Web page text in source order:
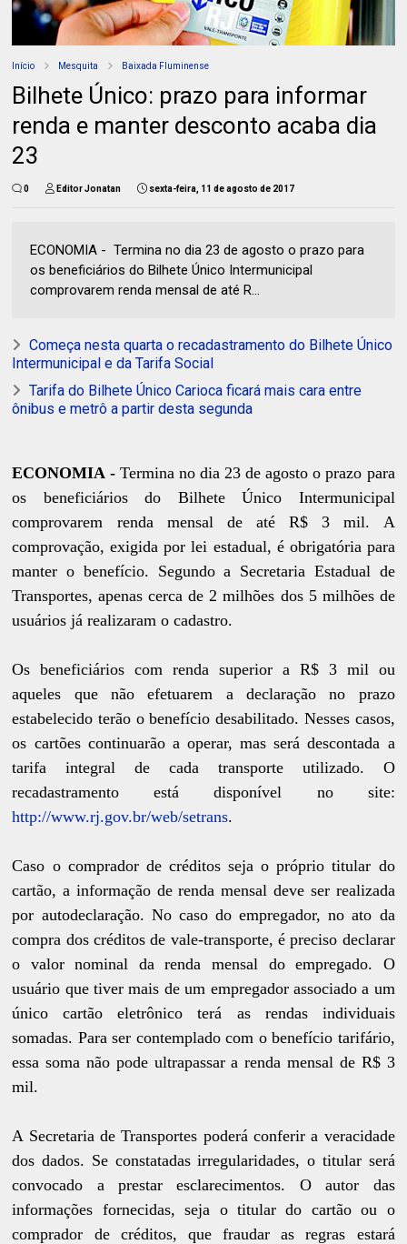
Início Mesquita Baixada Fluminense
Bilhete Único: prazo para informar
renda e manter desconto acaba dia
23
0 Editor Jonatan sexta-feira, 11 de agosto de 2017
ECONOMIA - Termina no dia 23 de agosto o prazo para
os beneficiários do Bilhete Único Intermunicipal
comprovarem renda mensal de até R...
Começa nesta quarta o recadastramento do Bilhete Único
Intermunicipal e da Tarifa Social
Tarifa do Bilhete Único Carioca ficará mais cara entre
ônibus e metrô a partir desta segunda
ECONOMIA - Termina no dia 23 de agosto o prazo para
os beneficiários do Bilhete Único Intermunicipal
comprovarem renda mensal de até R$ 3 mil. A
comprovação, exigida por lei estadual, é obrigatória para
manter o benefício. Segundo a Secretaria Estadual de
Transportes, apenas cerca de 2 milhões dos 5 milhões de
usuários já realizaram o cadastro.
Os beneficiários com renda superior a R$ 3 mil ou
aqueles que não efetuarem a declaração no prazo
estabelecido terão o benefício desabilitado. Nesses casos,
os cartões continuarão a operar, mas será descontada a
tarifa integral de cada transporte utilizado. O
recadastramento está disponível no site:
http://www.rj.gov.br/web/setrans.
Caso o comprador de créditos seja o próprio titular do
cartão, a informação de renda mensal deve ser realizada
por autodeclaração. No caso do empregador, no ato da
compra dos créditos de vale-transporte, é preciso declarar
o valor nominal da renda mensal do empregado. O
usuário que tiver mais de um empregador associado a um
único cartão eletrônico terá as rendas individuais
somadas. Para ser contemplado com o benefício tarifário,
essa soma não pode ultrapassar a renda mensal de R$ 3
mil.
A Secretaria de Transportes poderá conferir a veracidade
dos dados. Se constatadas irregularidades, o titular será
convocado a prestar esclarecimentos. O autor das
informações fornecidas, seja o titular do cartão ou o
comprador de créditos, que fraudar as regras estará